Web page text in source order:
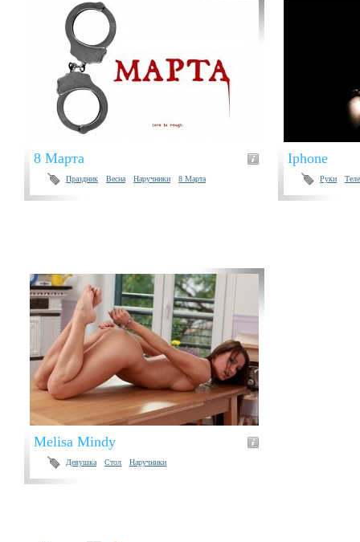
8 Марта
Праздник Весна Наручники 8 Марта
Iphone
Руки
Melisa Mindy
Девушка Стол Наручники